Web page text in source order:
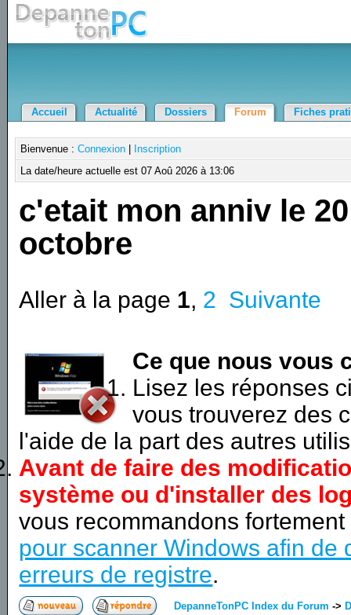
Accueil Actualité Dossiers Forum Fiches
Bienvenue :Connexion
Inscription
La date/heure actuelle est 07 Aoû 2026 à 13:06
c'etait mon anniv le 20
octobre
Aller à la page 1, 2 Suivante
Ce que nous vous
Lisez les réponses
vous trouverez des
l'aide de la part des autres
Avant de faire des
système ou d'installer des
vous recommandons
pour scanner Windows afin de
erreurs de registre.
DepanneTonPC Index du Forum ->